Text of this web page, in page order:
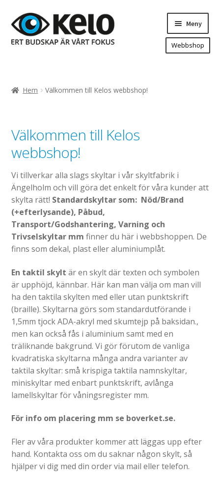
Hoppa
till
navigering
Hoppa
till
innehåll
Meny
Arenareklam
Dekaler och magnetskyltar
Fasadskyltar
Fordonsdekor
Frigolit och akrylskyltar
Fönsterdekor, dekor, sol-säkerhetsfilm
Gravyr till industrin
Gravyr namnskyltar, plaketter mm
Ljus/LED/Profilskyltar
Stolpskyltar och pyloner i Skåne
Skyltsystem
Smidesskyltar, gjutna skyltar
Standardskyltar
Taktila skyltar
Tillgänglighet, kontrastmarkeringar
Visitkort, flyers, reklamblad
Tjänster
Katalog standardskyltar
Köpvillkor Webbshop
Webbshop
Hem Välkommen till Kelos webbshop!
Välkommen till Kelos
webbshop!
Vi tillverkar alla slags skyltar i vår skyltfabrik i
Ängelholm och vill göra det enkelt för våra kunder att
skylta rätt! Standardskyltar som: Nöd/Brand
(+efterlysande), Påbud,
Transport/Godshantering, Varning och
Trivselskyltar mm finner du här i webbshoppen. De
finns som dekal, plast eller aluminiumplåt.
En taktil skylt är en skylt där texten och symbolen
är upphöjd, kännbar. Här kan man välja om man vill
ha den taktila skylten med eller utan punktskrift
(braille). Skyltarna görs som standardutförande i
1,5mm tjock ADA-akryl med skumtejp på baksidan.,
men kan också fås i aluminium samt med en
träliknande bakgrund. Vi gör förutom de vanliga
kvadratiska skyltarna många andra varianter av
taktila skyltar: små krispiga taktila namnskyltar,
miniskyltar med enbart punktskrift, avlånga
lamellskyltar för våningsregister mm.
För info om placering mm se boverket.se.
Fler av våra produkter kommer att läggas upp efter
hand. Kontakta oss om du saknar någon skylt, så
hjälper vi dig med din order via mail eller telefon.